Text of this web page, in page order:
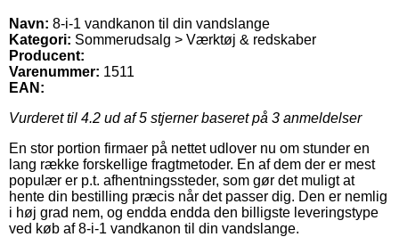
Navn: 8-i-1 vandkanon til din vandslange
Kategori: Sommerudsalg > Værktøj & redskaber
Producent:
Varenummer: 1511
EAN:
Vurderet til 4.2 ud af 5 stjerner baseret på 3 anmeldelser
En stor portion firmaer på nettet udlover nu om stunder en
lang række forskellige fragtmetoder. En af dem der er mest
populær er p.t. afhentningssteder, som gør det muligt at
hente din bestilling præcis når det passer dig. Den er nemlig
i høj grad nem, og endda endda den billigste leveringstype
ved køb af 8-i-1 vandkanon til din vandslange.